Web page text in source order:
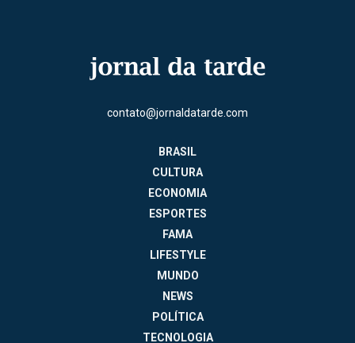
contato@jornaldatarde.com
BRASIL
CULTURA
ECONOMIA
ESPORTES
FAMA
LIFESTYLE
MUNDO
NEWS
POLÍTICA
TECNOLOGIA